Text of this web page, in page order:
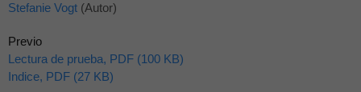
Stefanie Vogt (Autor)
Previo
Lectura de prueba, PDF (100 KB)
Indice, PDF (27 KB)